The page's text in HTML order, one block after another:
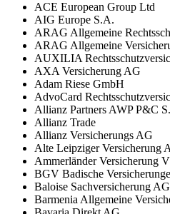
ACE European Group Ltd
AIG Europe S.A.
ARAG Allgemeine
ARAG Allgemeine
AUXILIA
AXA Versicherung AG
Adam Riese GmbH
AdvoCard
Allianz Partners AWP P&C
Allianz Trade
Allianz Versicherungs AG
Alte Leipziger Versicherung
Ammerländer Versicherung
BGV Badische
Baloise Sachversicherung
Barmenia Allgemeine